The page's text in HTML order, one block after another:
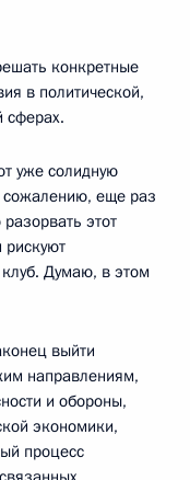
конкретные
в политической,
сферах.
уже солидную
сожалению, еще раз
разорвать этот
рискуют
клуб. Думаю, в этом
выйти
направлениям,
и обороны,
экономики,
процесс